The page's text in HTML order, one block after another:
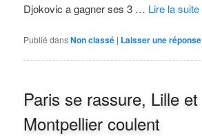
Djokovic a gagner ses 3 … Lire la suite
Publié dansNon classé | Laisser une réponse
Paris se rassure, Lille et
Montpellier coulent